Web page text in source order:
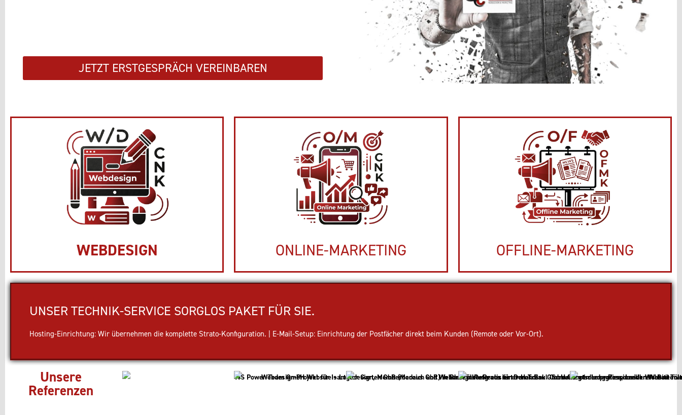
JETZT ERSTGESPRÄCH VEREINBAREN
WEBDESIGN ONLINE-MARKETING OFFLINE-MARKETING
UNSER TECHNIK-SERVICE SORGLOS PAKET FÜR SIE.
Hosting-Einrichtung: Wir übernehmen die komplette Strato-Konfiguration. | E-Mail-Setup: Einrichtung der Postfächer direkt beim Kunden (Remote oder Vor-Ort).
Unsere
Referenzen